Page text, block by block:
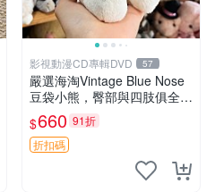
影視動漫CD專輯DVD 57
嚴選海淘Vintage Blue Nose
豆袋小熊，臀部與四肢俱全，
坐高11公分，附原盒與吊牌
收藏。藍鼻子小熊，值得擁有
玩具 憶熊
$660 91折
折扣碼